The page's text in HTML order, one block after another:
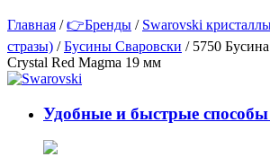
Главная /👉Бренды / Swarovski
стразы) /Бусины Сваровски / 5750
Crystal Red Magma 19 мм
Удобные и быстрые способы